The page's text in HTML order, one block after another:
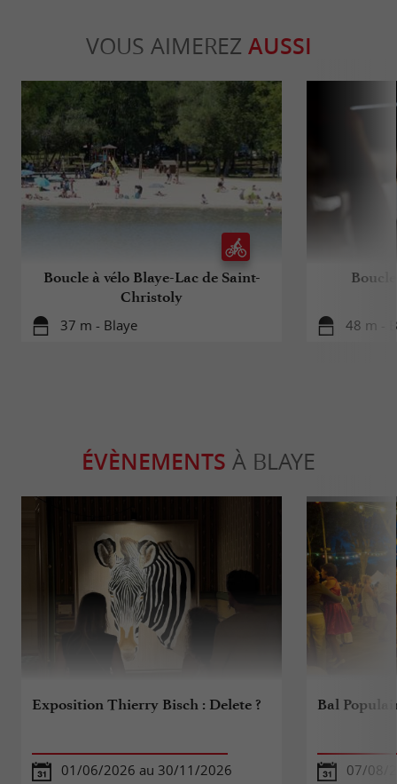
VOUS AIMEREZ AUSSI
Boucle à vélo Blaye-Lac de Saint-
Christoly
37 m - Blaye 48 m -
ÉVÈNEMENTS À BLAYE
Exposition Thierry Bisch : Delete ?
01/06/2026 au 30/11/2026
Bal
07/08/